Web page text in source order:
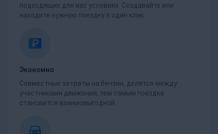
подходящих для вас условиях. Создавайте или
находите нужную поездку в один клик.
Экономно
Совместные затраты на бензин, делятся между
участниками движения, тем самым поездка
становится взаимовыгодной.